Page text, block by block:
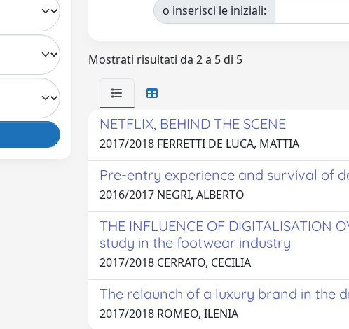
o inserisci le iniziali:
Mostrati risultati da 2 a 5 di 5
NETFLIX, BEHIND THE SCENE
2017/2018 FERRETTI DE LUCA, MATTIA
Pre-entry experience and survival of
2016/2017 NEGRI, ALBERTO
THE INFLUENCE OF DIGITALISATION
study in the footwear industry
2017/2018 CERRATO, CECILIA
The relaunch of a luxury brand in the
2017/2018 ROMEO, ILENIA